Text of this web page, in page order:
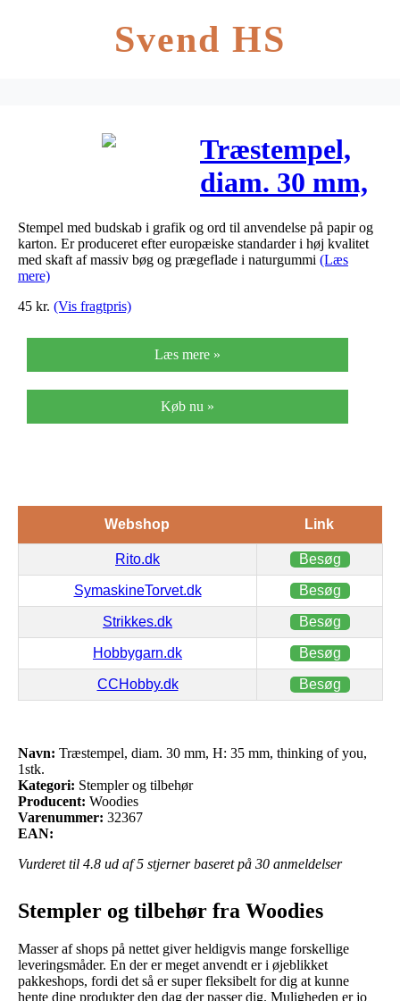
Svend HS
Træstempel,
diam. 30 mm,
H: 35 mm,
thinking of
Stempel med budskab i grafik og ord til anvendelse på papir og
karton. Er produceret efter europæiske standarder i høj kvalitet
med skaft af massiv bøg og prægeflade i naturgummi (Læs
mere)
45 kr. (Vis fragtpris)
Læs mere »
Køb nu »
Webshop Link
Rito.dk Besøg
SymaskineTorvet.dk Besøg
Strikkes.dk Besøg
Hobbygarn.dk Besøg
CCHobby.dk Besøg
Navn: Træstempel, diam. 30 mm, H: 35 mm, thinking of you,
1stk.
Kategori: Stempler og tilbehør
Producent: Woodies
Varenummer: 32367
EAN:
Vurderet til 4.8 ud af 5 stjerner baseret på 30 anmeldelser
Stempler og tilbehør fra Woodies
Masser af shops på nettet giver heldigvis mange forskellige
leveringsmåder. En der er meget anvendt er i øjeblikket
pakkeshops, fordi det så er super fleksibelt for dig at kunne
hente dine produkter den dag der passer dig. Muligheden er jo